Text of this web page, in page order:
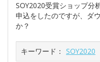
SOY2020受賞ショップ分
申込をしたのですが、ダ
か？
キーワード： SOY2020